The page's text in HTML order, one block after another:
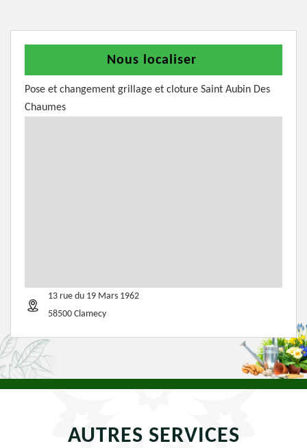
Nous localiser
Pose et changement grillage et cloture Saint Aubin Des
Chaumes
13 rue du 19 Mars 1962
58500 Clamecy
AUTRES SERVICES